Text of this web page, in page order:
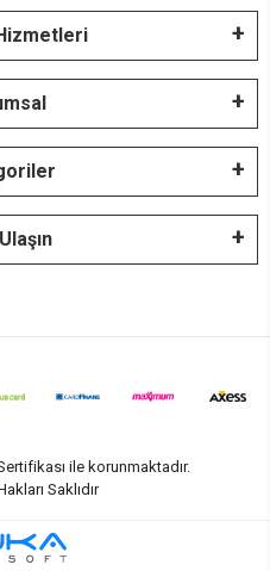
ile korunmaktadır.
Saklıdır